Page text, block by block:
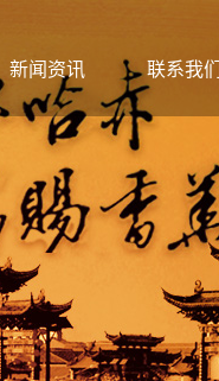
新闻资讯 联系我们